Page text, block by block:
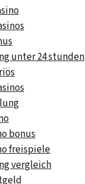
unter 24 stunden
bonus
freispiele
vergleich